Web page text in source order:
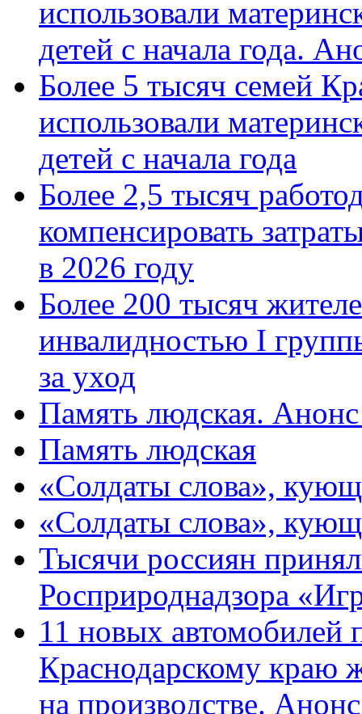
использовали
детей с начала года.
Более 5 тысяч семей
использовали
детей с начала года
Более 2,5 тысяч
компенсировать
в 2026 году
Более 200 тысяч
инвалидностью I
за уход
Память людская.
Память людская
«Солдаты слова»,
«Солдаты слова»,
Тысячи россиян
Росприроднадзора
11 новых автомобилей
Краснодарскому краю
на производстве.